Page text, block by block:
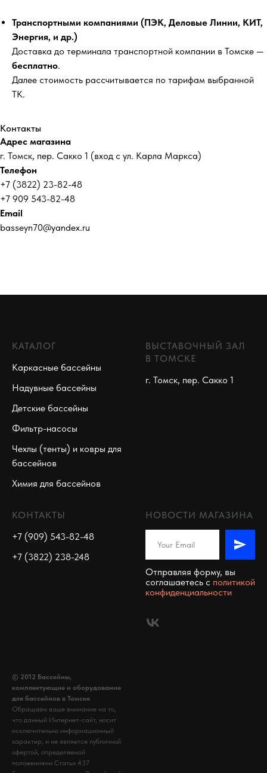
Транспортными компаниями (ПЭК, Деловые Линии, КИТ,
Энергия, и др.)
Доставка до терминала транспортной компании в Томске —
бесплатно.
Далее стоимость рассчитывается по тарифам выбранной
ТК.
Контакты
Адрес магазина
г. Томск, пер. Сакко 1 (вход с ул. Карла Маркса)
Телефон
+7 (3822) 23-82-48
+7 909 543-82-48
Email
basseyn70@yandex.ru
КАТАЛОГ
Каркасные бассейны
Надувные бассейны
Детские бассейны
Фильтр-насосы
Чехлы (тенты) и ковры для
бассейнов
Химия для бассейнов
ВЫСТАВОЧНЫЙ ЗАЛ
В ТОМСКЕ
г. Томск, пер. Сакко 1
КОНТАКТЫ
+7 (909) 543-82-48
+7 (3822) 238-248
НОВОСТИ МАГАЗИНА
Отправляя форму, вы
соглашаетесь c политикой
конфиденциальности
© 2012 Бассейны,
комплектующие и оборудование
для бассейнов в Томске
Обращаем ваше внимание на то,
что данный Интернет-сайт, носит
исключительно информационный
характер, и не является публичной
офертой, определяемой
положениями Статьи 437